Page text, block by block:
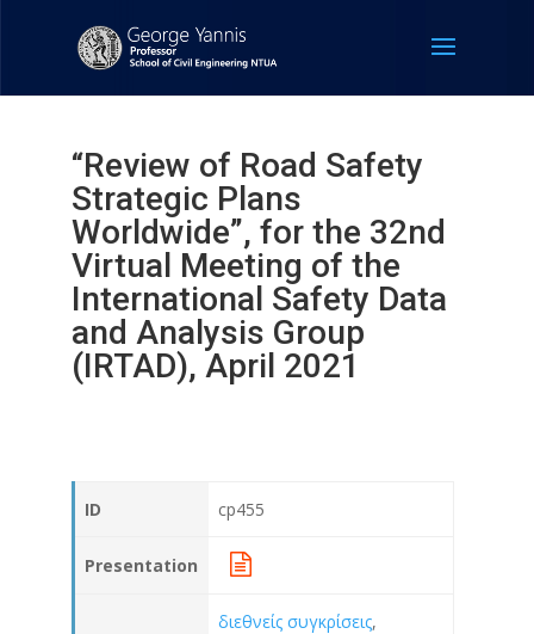
“Review of Road Safety
Strategic Plans
Worldwide”, for the 32nd
Virtual Meeting of the
International Safety Data
and Analysis Group
(IRTAD), April 2021
ID cp455
Presentation
διεθνείς συγκρίσεις,